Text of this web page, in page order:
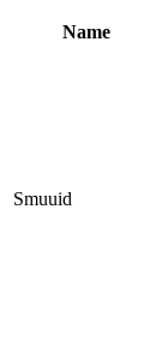
Name
Smuuid